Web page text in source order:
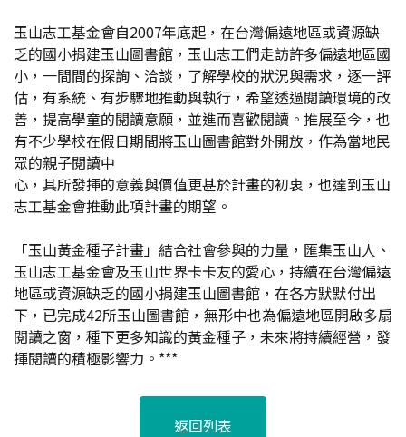
玉山志工基金會自2007年底起，在台灣偏遠地區或資源缺
乏的國小捐建玉山圖書館，玉山志工們走訪許多偏遠地區國
小，一間間的探詢、洽談，了解學校的狀況與需求，逐一評
估，有系統、有步驟地推動與執行，希望透過閱讀環境的改
善，提高學童的閱讀意願，並進而喜歡閱讀。推展至今，也
有不少學校在假日期間將玉山圖書館對外開放，作為當地民
眾的親子閱讀中
心，其所發揮的意義與價值更甚於計畫的初衷，也達到玉山
志工基金會推動此項計畫的期望。
「玉山黃金種子計畫」結合社會參與的力量，匯集玉山人、
玉山志工基金會及玉山世界卡卡友的愛心，持續在台灣偏遠
地區或資源缺乏的國小捐建玉山圖書館，在各方默默付出
下，已完成42所玉山圖書館，無形中也為偏遠地區開啟多扇
閱讀之窗，種下更多知識的黃金種子，未來將持續經營，發
揮閱讀的積極影響力。***
返回列表